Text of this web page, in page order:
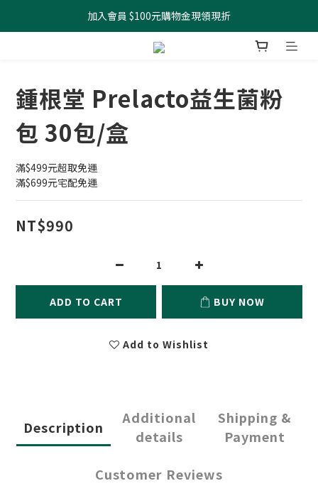
全館滿499元起 宅配免運
加入會員 $100元購物金現領現折
全館滿499元起 宅配免運
鍾根堂 Prelacto益生菌粉
包 30包/盒
滿$499元超取免運
滿$699元宅配免運
NT$990
ADD TO CART BUY NOW
Add to Wishlist
Description
Additional
details
Shipping &
Payment
Customer Reviews